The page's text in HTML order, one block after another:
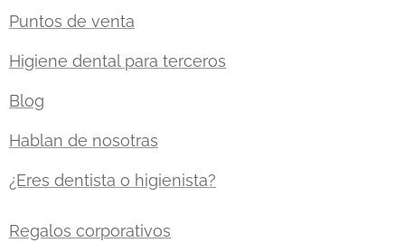
Puntos de venta
Higiene dental para terceros
Blog
Hablan de nosotras
¿Eres dentista o higienista?
Regalos corporativos